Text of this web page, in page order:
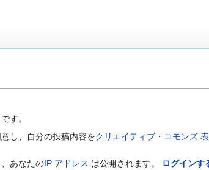
す。
し、自分の投稿内容をクリエイティブ・コモンズ
あなたのIP アドレス は公開されます。 ログインす